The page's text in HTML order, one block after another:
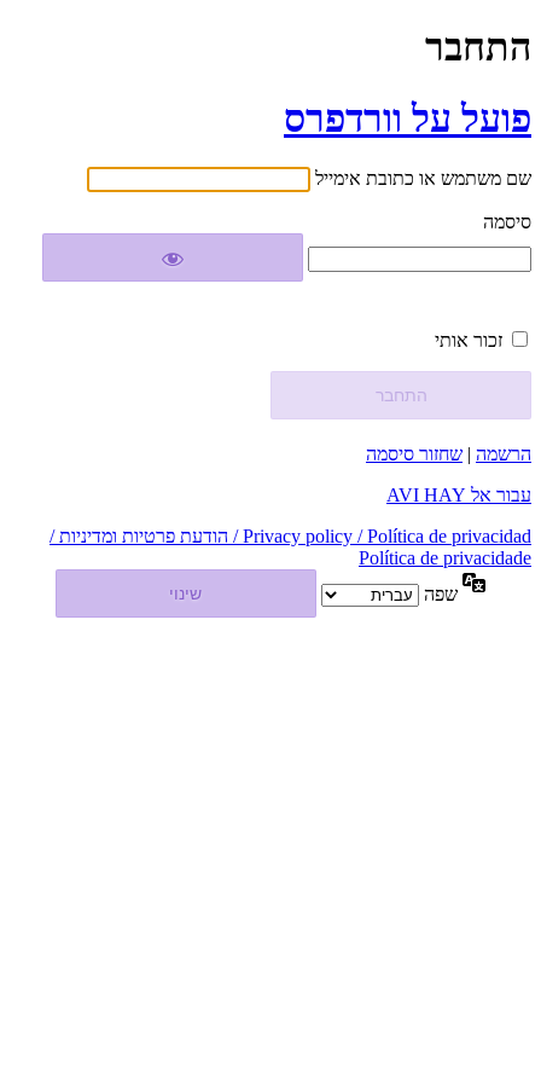
התחבר
פועל על וורדפרס
שם משתמש או כתובת אימייל
סיסמה
זכור אותי
הרשמה | שחזור סיסמה
עבור אל AVI HAY
Privacy policy / Política de privacidad / הודעת פרטיות ומדיניות /
Política de privacidade
שפה